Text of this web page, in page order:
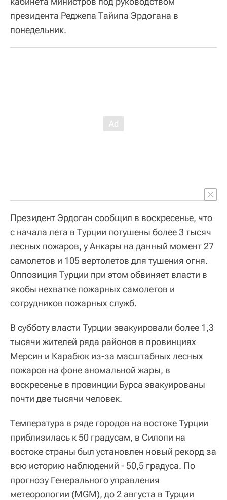
президента Реджепа Тайипа Эрдогана в
понедельник.
Президент Эрдоган сообщил в воскресенье, что
с начала лета в Турции потушены более 3 тысяч
лесных пожаров, у Анкары на данный момент 27
самолетов и 105 вертолетов для тушения огня.
Оппозиция Турции при этом обвиняет власти в
якобы нехватке пожарных самолетов и
сотрудников пожарных служб.
В субботу власти Турции эвакуировали более 1,3
тысячи жителей ряда районов в провинциях
Мерсин и Карабюк из-за масштабных лесных
пожаров на фоне аномальной жары, в
воскресенье в провинции Бурса эвакуированы
почти две тысячи человек.
Температура в ряде городов на востоке Турции
приблизилась к 50 градусам, в Силопи на
востоке страны был установлен новый рекорд за
всю историю наблюдений - 50,5 градуса. По
прогнозу Генерального управления
метеорологии (MGM), до 2 августа в Турции